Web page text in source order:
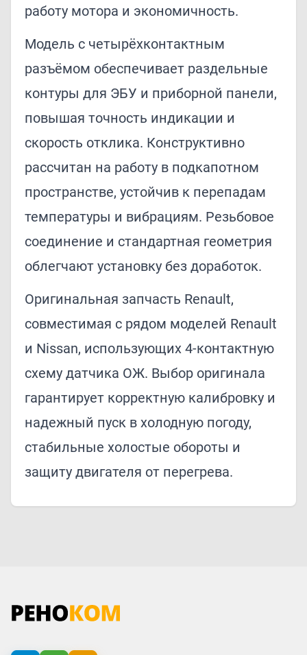
работу мотора и экономичность.
Модель с четырёхконтактным
разъёмом обеспечивает раздельные
контуры для ЭБУ и приборной панели,
повышая точность индикации и
скорость отклика. Конструктивно
рассчитан на работу в подкапотном
пространстве, устойчив к перепадам
температуры и вибрациям. Резьбовое
соединение и стандартная геометрия
облегчают установку без доработок.
Оригинальная запчасть Renault,
совместимая с рядом моделей Renault
и Nissan, использующих 4‑контактную
схему датчика ОЖ. Выбор оригинала
гарантирует корректную калибровку и
надежный пуск в холодную погоду,
стабильные холостые обороты и
защиту двигателя от перегрева.